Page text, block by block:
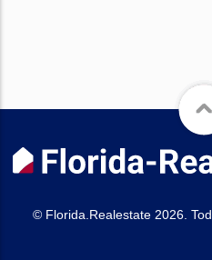
© Florida.Realestate 2026.